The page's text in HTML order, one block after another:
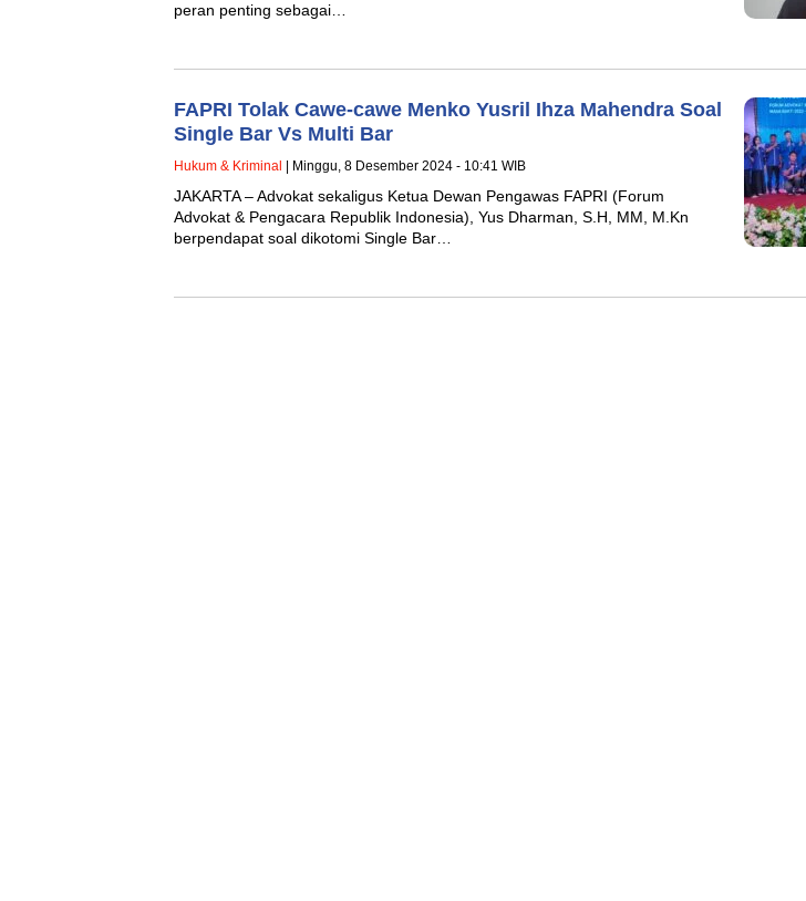
peran penting sebagai…
FAPRI Tolak Cawe-cawe Menko Yusril Ihza Mahendra Soal
Single Bar Vs Multi Bar
Hukum & Kriminal | Minggu, 8 Desember 2024 - 10:41 WIB
JAKARTA – Advokat sekaligus Ketua Dewan Pengawas FAPRI (Forum
Advokat & Pengacara Republik Indonesia), Yus Dharman, S.H, MM, M.Kn
berpendapat soal dikotomi Single Bar…